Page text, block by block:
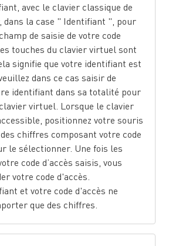
avec le clavier classique de
dans la case " Identifiant ", pour
de saisie de votre code
touches du clavier virtuel sont
signifie que votre identifiant est
dans ce cas saisir de
identifiant dans sa totalité pour
virtuel. Lorsque le clavier
positionnez votre souris
chiffres composant votre code
le sélectionner. Une fois les
code d’accès saisis, vous
votre code d'accès.
et votre code d'accès ne
que des chiffres.